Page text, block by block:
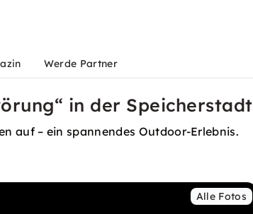
Werde Partner
in der Speicherstadt
auf – ein spannendes Outdoor-Erlebnis.
Alle Fotos